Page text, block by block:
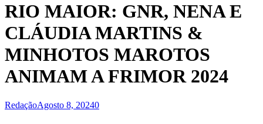
RIO MAIOR: GNR, NENA E
CLÁUDIA MARTINS &
MINHOTOS MAROTOS
ANIMAM A FRIMOR 2024
RedaçãoAgosto 8, 20240